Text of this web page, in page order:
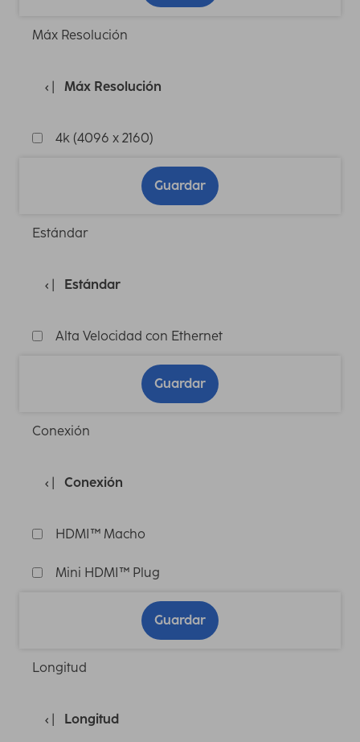
Máx Resolución
Máx Resolución
4k (4096 x 2160)
Guardar
Estándar
Estándar
Alta Velocidad con Ethernet
Guardar
Conexión
Conexión
HDMI™ Macho
Mini HDMI™ Plug
Guardar
Longitud
Longitud